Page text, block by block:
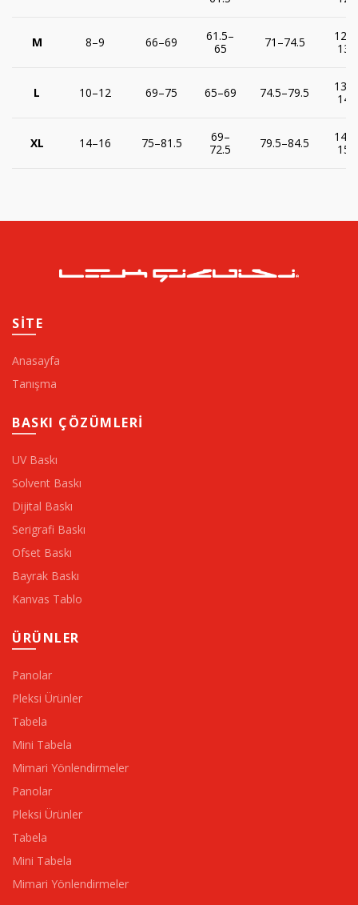
M 8–9 66–69
61.5–
65
71–74.5
137
L 10–12 69–75 65–69 74.5–79.5
147
XL 14–16 75–81.5
69–
72.5
79.5–84.5
158
SİTE
Anasayfa
Tanışma
BASKI ÇÖZÜMLERİ
UV Baskı
Solvent Baskı
Dijital Baskı
Serigrafi Baskı
Ofset Baskı
Bayrak Baskı
Kanvas Tablo
ÜRÜNLER
Panolar
Pleksi Ürünler
Tabela
Mini Tabela
Mimari Yönlendirmeler
Panolar
Pleksi Ürünler
Tabela
Mini Tabela
Mimari Yönlendirmeler